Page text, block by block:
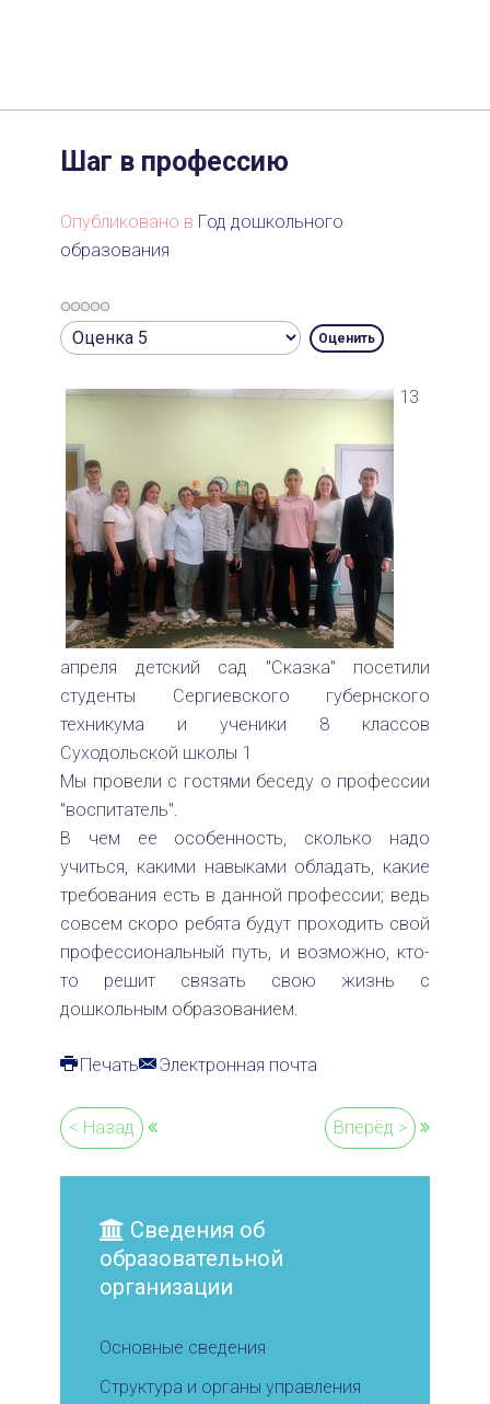
Шаг в профессию
Опубликовано в Год дошкольного
образования
Рейтинг:
0/5
Пожалуйста,
13
апреля детский сад "Сказка" посетили
студенты Сергиевского губернского
техникума и ученики 8 классов
Суходольской школы 1
Мы провели с гостями беседу о профессии
"воспитатель".
В чем ее особенность, сколько надо
учиться, какими навыками обладать, какие
требования есть в данной профессии; ведь
совсем скоро ребята будут проходить свой
профессиональный путь, и возможно, кто-
то решит связать свою жизнь с
дошкольным образованием.
Печать Электронная почта
< Назад Вперёд >
Сведения об
образовательной
организации
Основные сведения
Структура и органы управления